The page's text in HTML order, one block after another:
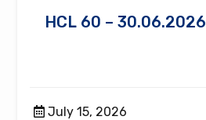
HCL 60 – 30.06.2026
July 15, 2026